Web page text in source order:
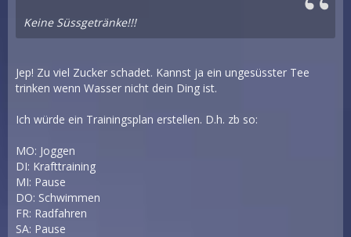
Keine Süssgetränke!!!
Jep! Zu viel Zucker schadet. Kannst ja ein ungesüsster Tee
trinken wenn Wasser nicht dein Ding ist.
Ich würde ein Trainingsplan erstellen. D.h. zb so:
MO: Joggen
DI: Krafttraining
MI: Pause
DO: Schwimmen
FR: Radfahren
SA: Pause